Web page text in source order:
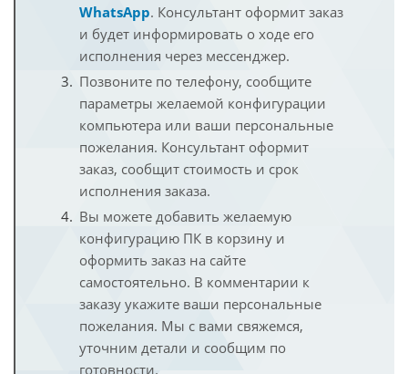
WhatsApp. Консультант оформит заказ
и будет информировать о ходе его
исполнения через мессенджер.
Позвоните по телефону, сообщите
параметры желаемой конфигурации
компьютера или ваши персональные
пожелания. Консультант оформит
заказ, сообщит стоимость и срок
исполнения заказа.
Вы можете добавить желаемую
конфигурацию ПК в корзину и
оформить заказ на сайте
самостоятельно. В комментарии к
заказу укажите ваши персональные
пожелания. Мы с вами свяжемся,
уточним детали и сообщим по
готовности.